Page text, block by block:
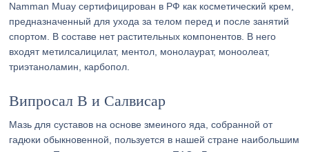
Namman Muay сертифицирован в РФ как косметический крем,
предназначенный для ухода за телом перед и после занятий
спортом. В составе нет растительных компонентов. В него
входят метилсалицилат, ментол, монолаурат, моноолеат,
триэтаноламин, карбопол.
Випросал В и Салвисар
Мазь для суставов на основе змеиного яда, собранной от
гадюки обыкновенной, пользуется в нашей стране наибольшим